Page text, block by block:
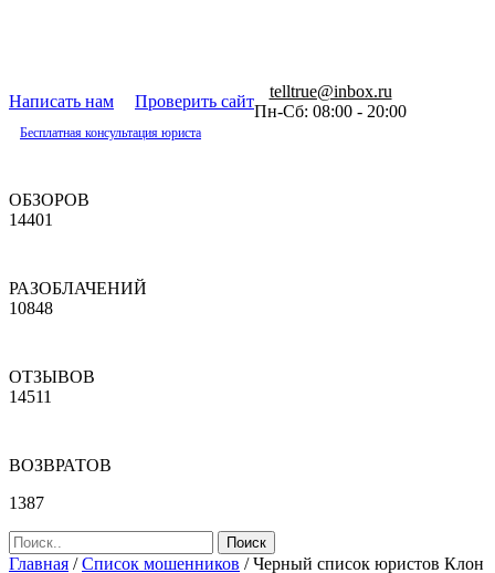
Написать нам Проверить сайт
telltrue@inbox.ru
Пн-Сб: 08:00 - 20:00
Бесплатная консультация юриста
ОБЗОРОВ
14401
РАЗОБЛАЧЕНИЙ
10848
ОТЗЫВОВ
14511
ВОЗВРАТОВ
1387
Главная /Список мошенников /Черный список юристов Клон